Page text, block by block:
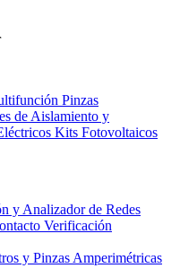
Pinzas
de Aislamiento y
Kits Fotovoltaicos
y Analizador de Redes
Verificación
y Pinzas Amperimétricas